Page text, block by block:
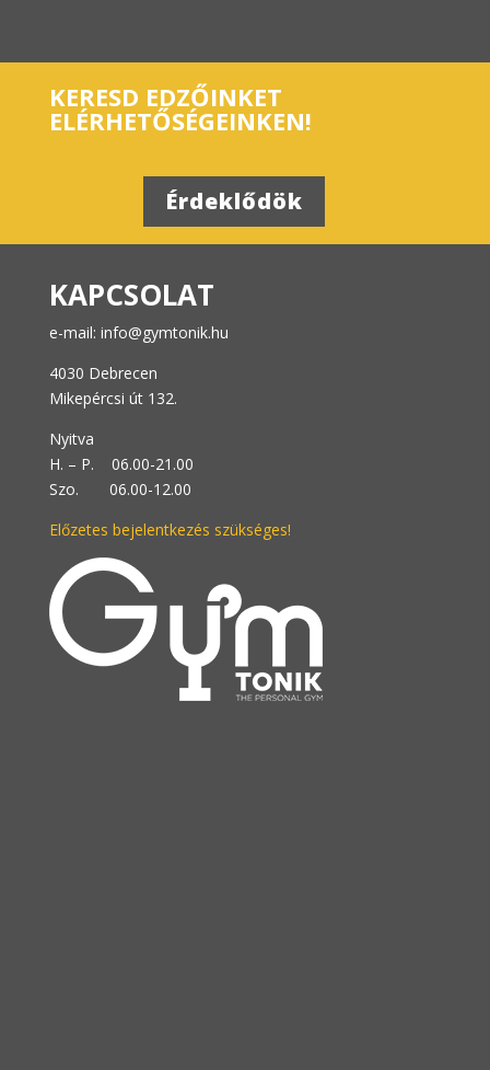
KERESD EDZŐINKET
ELÉRHETŐSÉGEINKEN!
Érdeklődök
KAPCSOLAT
e-mail: info@gymtonik.hu
4030 Debrecen
Mikepércsi út 132.
Nyitva
H. – P. 06.00-21.00
Szo. 06.00-12.00
Előzetes bejelentkezés szükséges!